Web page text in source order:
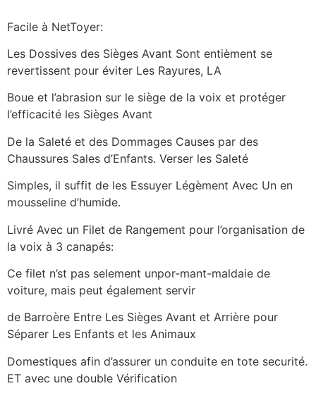
Facile à NetToyer:
Les Dossives des Sièges Avant Sont entièment se
revertissent pour éviter Les Rayures, LA
Boue et l’abrasion sur le siège de la voix et protéger
l’efficacité les Sièges Avant
De la Saleté et des Dommages Causes par des
Chaussures Sales d’Enfants. Verser les Saleté
Simples, il suffit de les Essuyer Légèment Avec Un en
mousseline d’humide.
Livré Avec un Filet de Rangement pour l’organisation de
la voix à 3 canapés:
Ce filet n’st pas selement unpor-mant-maldaie de
voiture, mais peut également servir
de Barroère Entre Les Sièges Avant et Arrière pour
Séparer Les Enfants et les Animaux
Domestiques afin d’assurer un conduite en tote securité.
ET avec une double Vérification